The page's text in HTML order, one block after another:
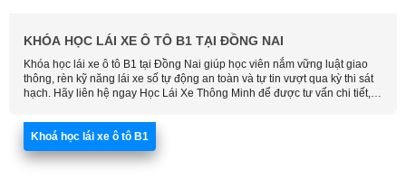
KHÓA HỌC LÁI XE Ô TÔ B1 TẠI ĐỒNG NAI
Khóa học lái xe ô tô B1 tại Đồng Nai giúp học viên nắm vững luật giao
thông, rèn kỹ năng lái xe số tự động an toàn và tự tin vượt qua kỳ thi sát
hạch. Hãy liên hệ ngay Học Lái Xe Thông Minh để được tư vấn chi tiết,
Khoá học lái xe ô tô B1